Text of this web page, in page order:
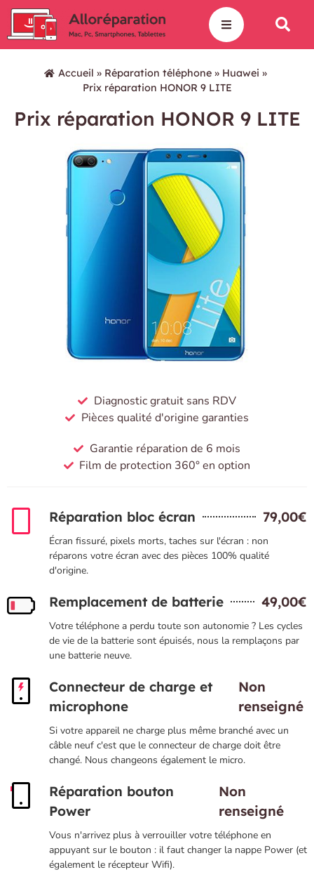
Accueil » Réparation téléphone » Huawei »
Prix réparation HONOR 9 LITE
Prix réparation HONOR 9 LITE
Diagnostic gratuit sans RDV
Pièces qualité d'origine garanties
Garantie réparation de 6 mois
Film de protection 360° en option
Réparation bloc écran 79,00€
Écran fissuré, pixels morts, taches sur l'écran : non
réparons votre écran avec des pièces 100% qualité
d'origine.
Remplacement de batterie 49,00€
Votre téléphone a perdu toute son autonomie ? Les cycles
de vie de la batterie sont épuisés, nous la remplaçons par
une batterie neuve.
Connecteur de charge et
microphone
Non
renseigné
Si votre appareil ne charge plus même branché avec un
câble neuf c'est que le connecteur de charge doit être
changé. Nous changeons également le micro.
Réparation bouton
Power
Non
renseigné
Vous n'arrivez plus à verrouiller votre téléphone en
appuyant sur le bouton : il faut changer la nappe Power (et
également le récepteur Wifi).